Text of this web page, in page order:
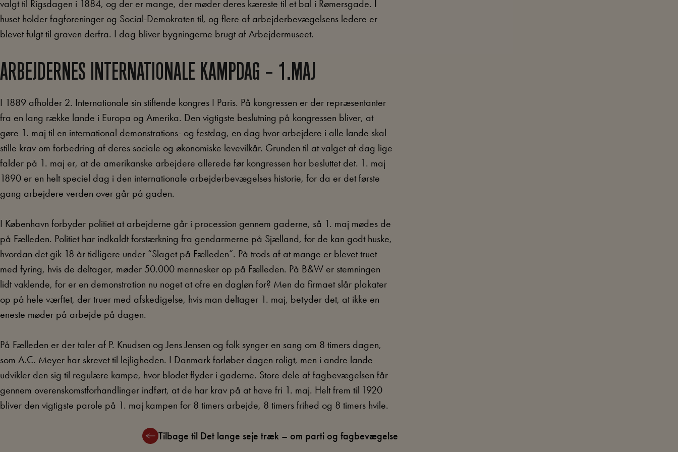
valgt til Rigsdagen i 1884, og der er mange, der møder deres kæreste til et bal i Rømersgade. I
huset holder fagforeninger og Social-Demokraten til, og flere af arbejderbevægelsens ledere er
blevet fulgt til graven derfra. I dag bliver bygningerne brugt af Arbejdermuseet.
ARBEJDERNES INTERNATIONALE KAMPDAG – 1.MAJ
I 1889 afholder 2. Internationale sin stiftende kongres I Paris. På kongressen er der repræsentanter
fra en lang række lande i Europa og Amerika. Den vigtigste beslutning på kongressen bliver, at
gøre 1. maj til en international demonstrations- og festdag, en dag hvor arbejdere i alle lande skal
stille krav om forbedring af deres sociale og økonomiske levevilkår. Grunden til at valget af dag lige
falder på 1. maj er, at de amerikanske arbejdere allerede før kongressen har besluttet det. 1. maj
1890 er en helt speciel dag i den internationale arbejderbevægelses historie, for da er det første
gang arbejdere verden over går på gaden.
I København forbyder politiet at arbejderne går i procession gennem gaderne, så 1. maj mødes de
på Fælleden. Politiet har indkaldt forstærkning fra gendarmerne på Sjælland, for de kan godt huske,
hvordan det gik 18 år tidligere under “Slaget på Fælleden”. På trods af at mange er blevet truet
med fyring, hvis de deltager, møder 50.000 mennesker op på Fælleden. På B&W er stemningen
lidt vaklende, for er en demonstration nu noget at ofre en dagløn for? Men da firmaet slår plakater
op på hele værftet, der truer med afskedigelse, hvis man deltager 1. maj, betyder det, at ikke en
eneste møder på arbejde på dagen.
På Fælleden er der taler af P. Knudsen og Jens Jensen og folk synger en sang om 8 timers dagen,
som A.C. Meyer har skrevet til lejligheden. I Danmark forløber dagen roligt, men i andre lande
udvikler den sig til regulære kampe, hvor blodet flyder i gaderne. Store dele af fagbevægelsen får
gennem overenskomstforhandlinger indført, at de har krav på at have fri 1. maj. Helt frem til 1920
bliver den vigtigste parole på 1. maj kampen for 8 timers arbejde, 8 timers frihed og 8 timers hvile.
Tilbage til Det lange seje træk – om parti og fagbevægelse